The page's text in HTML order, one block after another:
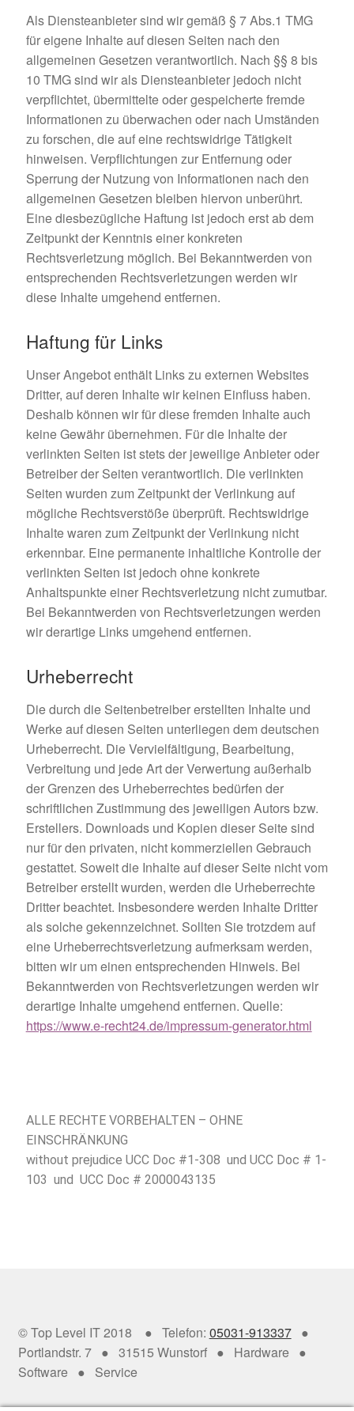
Als Diensteanbieter sind wir gemäß § 7 Abs.1 TMG
für eigene Inhalte auf diesen Seiten nach den
allgemeinen Gesetzen verantwortlich. Nach §§ 8 bis
10 TMG sind wir als Diensteanbieter jedoch nicht
verpflichtet, übermittelte oder gespeicherte fremde
Informationen zu überwachen oder nach Umständen
zu forschen, die auf eine rechtswidrige Tätigkeit
hinweisen. Verpflichtungen zur Entfernung oder
Sperrung der Nutzung von Informationen nach den
allgemeinen Gesetzen bleiben hiervon unberührt.
Eine diesbezügliche Haftung ist jedoch erst ab dem
Zeitpunkt der Kenntnis einer konkreten
Rechtsverletzung möglich. Bei Bekanntwerden von
entsprechenden Rechtsverletzungen werden wir
diese Inhalte umgehend entfernen.
Haftung für Links
Unser Angebot enthält Links zu externen Websites
Dritter, auf deren Inhalte wir keinen Einfluss haben.
Deshalb können wir für diese fremden Inhalte auch
keine Gewähr übernehmen. Für die Inhalte der
verlinkten Seiten ist stets der jeweilige Anbieter oder
Betreiber der Seiten verantwortlich. Die verlinkten
Seiten wurden zum Zeitpunkt der Verlinkung auf
mögliche Rechtsverstöße überprüft. Rechtswidrige
Inhalte waren zum Zeitpunkt der Verlinkung nicht
erkennbar. Eine permanente inhaltliche Kontrolle der
verlinkten Seiten ist jedoch ohne konkrete
Anhaltspunkte einer Rechtsverletzung nicht zumutbar.
Bei Bekanntwerden von Rechtsverletzungen werden
wir derartige Links umgehend entfernen.
Urheberrecht
Die durch die Seitenbetreiber erstellten Inhalte und
Werke auf diesen Seiten unterliegen dem deutschen
Urheberrecht. Die Vervielfältigung, Bearbeitung,
Verbreitung und jede Art der Verwertung außerhalb
der Grenzen des Urheberrechtes bedürfen der
schriftlichen Zustimmung des jeweiligen Autors bzw.
Erstellers. Downloads und Kopien dieser Seite sind
nur für den privaten, nicht kommerziellen Gebrauch
gestattet. Soweit die Inhalte auf dieser Seite nicht vom
Betreiber erstellt wurden, werden die Urheberrechte
Dritter beachtet. Insbesondere werden Inhalte Dritter
als solche gekennzeichnet. Sollten Sie trotzdem auf
eine Urheberrechtsverletzung aufmerksam werden,
bitten wir um einen entsprechenden Hinweis. Bei
Bekanntwerden von Rechtsverletzungen werden wir
derartige Inhalte umgehend entfernen. Quelle:
https://www.e-recht24.de/impressum-generator.html
ALLE RECHTE VORBEHALTEN – OHNE
EINSCHRÄNKUNG
without prejudice UCC Doc #1-308 und UCC Doc # 1-
103 und UCC Doc # 2000043135
© Top Level IT 2018 ● Telefon: 05031-913337●
Portlandstr. 7 ● 31515 Wunstorf ● Hardware ●
Software ● Service